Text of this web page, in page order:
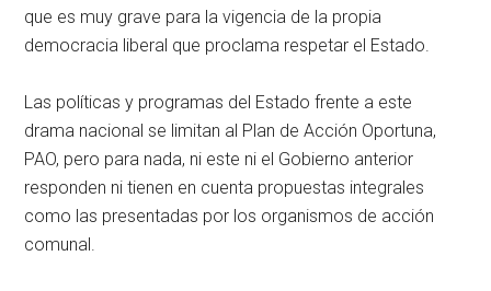
que es muy grave para la vigencia de la propia
democracia liberal que proclama respetar el Estado.
Las políticas y programas del Estado frente a este
drama nacional se limitan al Plan de Acción Oportuna,
PAO, pero para nada, ni este ni el Gobierno anterior
responden ni tienen en cuenta propuestas integrales
como las presentadas por los organismos de acción
comunal.